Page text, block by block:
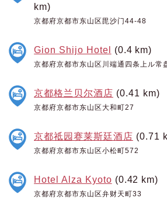
km)
京都府京都市东山区毘沙门44-48
Gion Shijo Hotel (0.4 km)
京都府京都市东山区川端通四条上ル常
京都格兰贝尔酒店 (0.41 km)
京都府京都市东山区大和町27
京都祗园赛莱斯廷酒店 (0.71
京都府京都市东山区小松町572
Hotel Alza Kyoto (0.42 km)
京都府京都市东山区弁财天町33